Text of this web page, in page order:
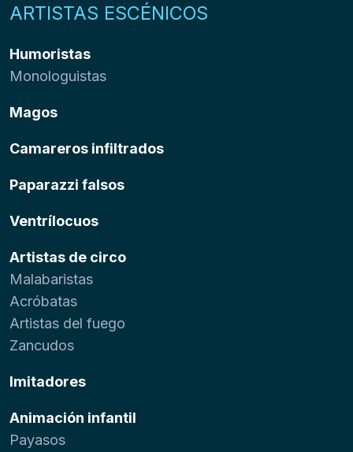
ARTISTAS ESCÉNICOS
Humoristas
Monologuistas
Magos
Camareros infiltrados
Paparazzi falsos
Ventrílocuos
Artistas de circo
Malabaristas
Acróbatas
Artistas del fuego
Zancudos
Imitadores
Animación infantil
Payasos